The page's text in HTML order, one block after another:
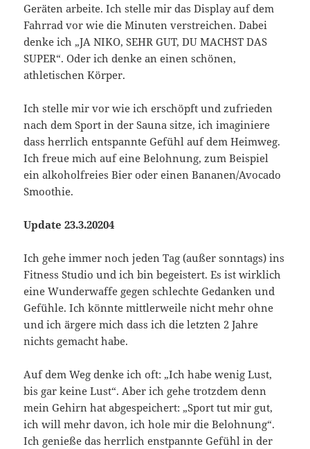
Geräten arbeite. Ich stelle mir das Display auf dem
Fahrrad vor wie die Minuten verstreichen. Dabei
denke ich „JA NIKO, SEHR GUT, DU MACHST DAS
SUPER“. Oder ich denke an einen schönen,
athletischen Körper.
Ich stelle mir vor wie ich erschöpft und zufrieden
nach dem Sport in der Sauna sitze, ich imaginiere
dass herrlich entspannte Gefühl auf dem Heimweg.
Ich freue mich auf eine Belohnung, zum Beispiel
ein alkoholfreies Bier oder einen Bananen/Avocado
Smoothie.
Update 23.3.20204
Ich gehe immer noch jeden Tag (außer sonntags) ins
Fitness Studio und ich bin begeistert. Es ist wirklich
eine Wunderwaffe gegen schlechte Gedanken und
Gefühle. Ich könnte mittlerweile nicht mehr ohne
und ich ärgere mich dass ich die letzten 2 Jahre
nichts gemacht habe.
Auf dem Weg denke ich oft: „Ich habe wenig Lust,
bis gar keine Lust“. Aber ich gehe trotzdem denn
mein Gehirn hat abgespeichert: „Sport tut mir gut,
ich will mehr davon, ich hole mir die Belohnung“.
Ich genieße das herrlich enstpannte Gefühl in der